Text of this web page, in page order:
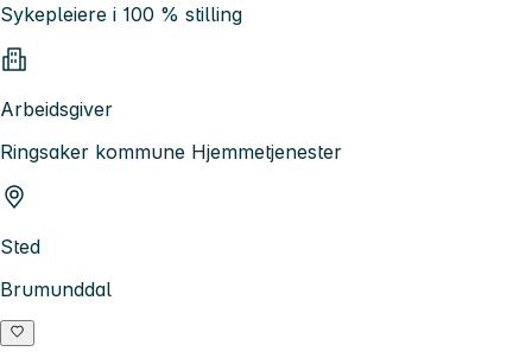
Sykepleiere i 100 % stilling
Arbeidsgiver
Ringsaker kommune Hjemmetjenester
Sted
Brumunddal